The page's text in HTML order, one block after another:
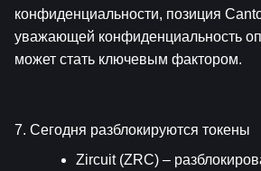
конфиденциальности, позиция
уважающей конфиденциальность
может стать ключевым фактором.
7. Сегодня разблокируются токены
Zircuit (ZRC) –